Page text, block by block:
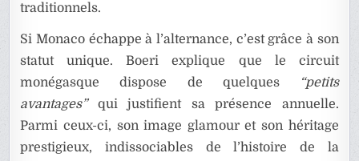
traditionnels.
Si Monaco échappe à l’alternance, c’est grâce à son
statut unique. Boeri explique que le circuit
monégasque dispose de quelques
“petits
avantages”qui justifient sa présence annuelle.
Parmi ceux-ci, son image glamour et son héritage
prestigieux, indissociables de l’histoire de la